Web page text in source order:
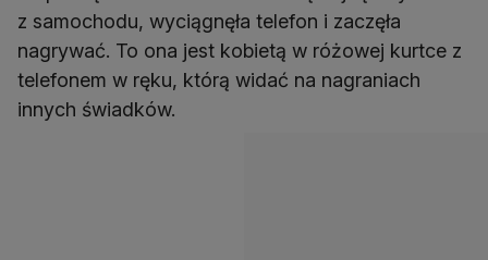
z samochodu, wyciągnęła telefon i zaczęła
nagrywać. To ona jest kobietą w różowej kurtce z
telefonem w ręku, którą widać na nagraniach
innych świadków.